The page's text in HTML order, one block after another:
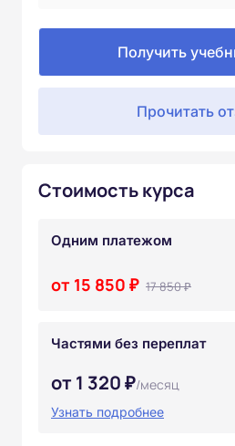
Получить
Прочитать
Стоимость курса
Одним платежом
от 15 850 ₽ 17 850 ₽
Частями без переплат
от 1 320 ₽/месяц
Узнать подробнее